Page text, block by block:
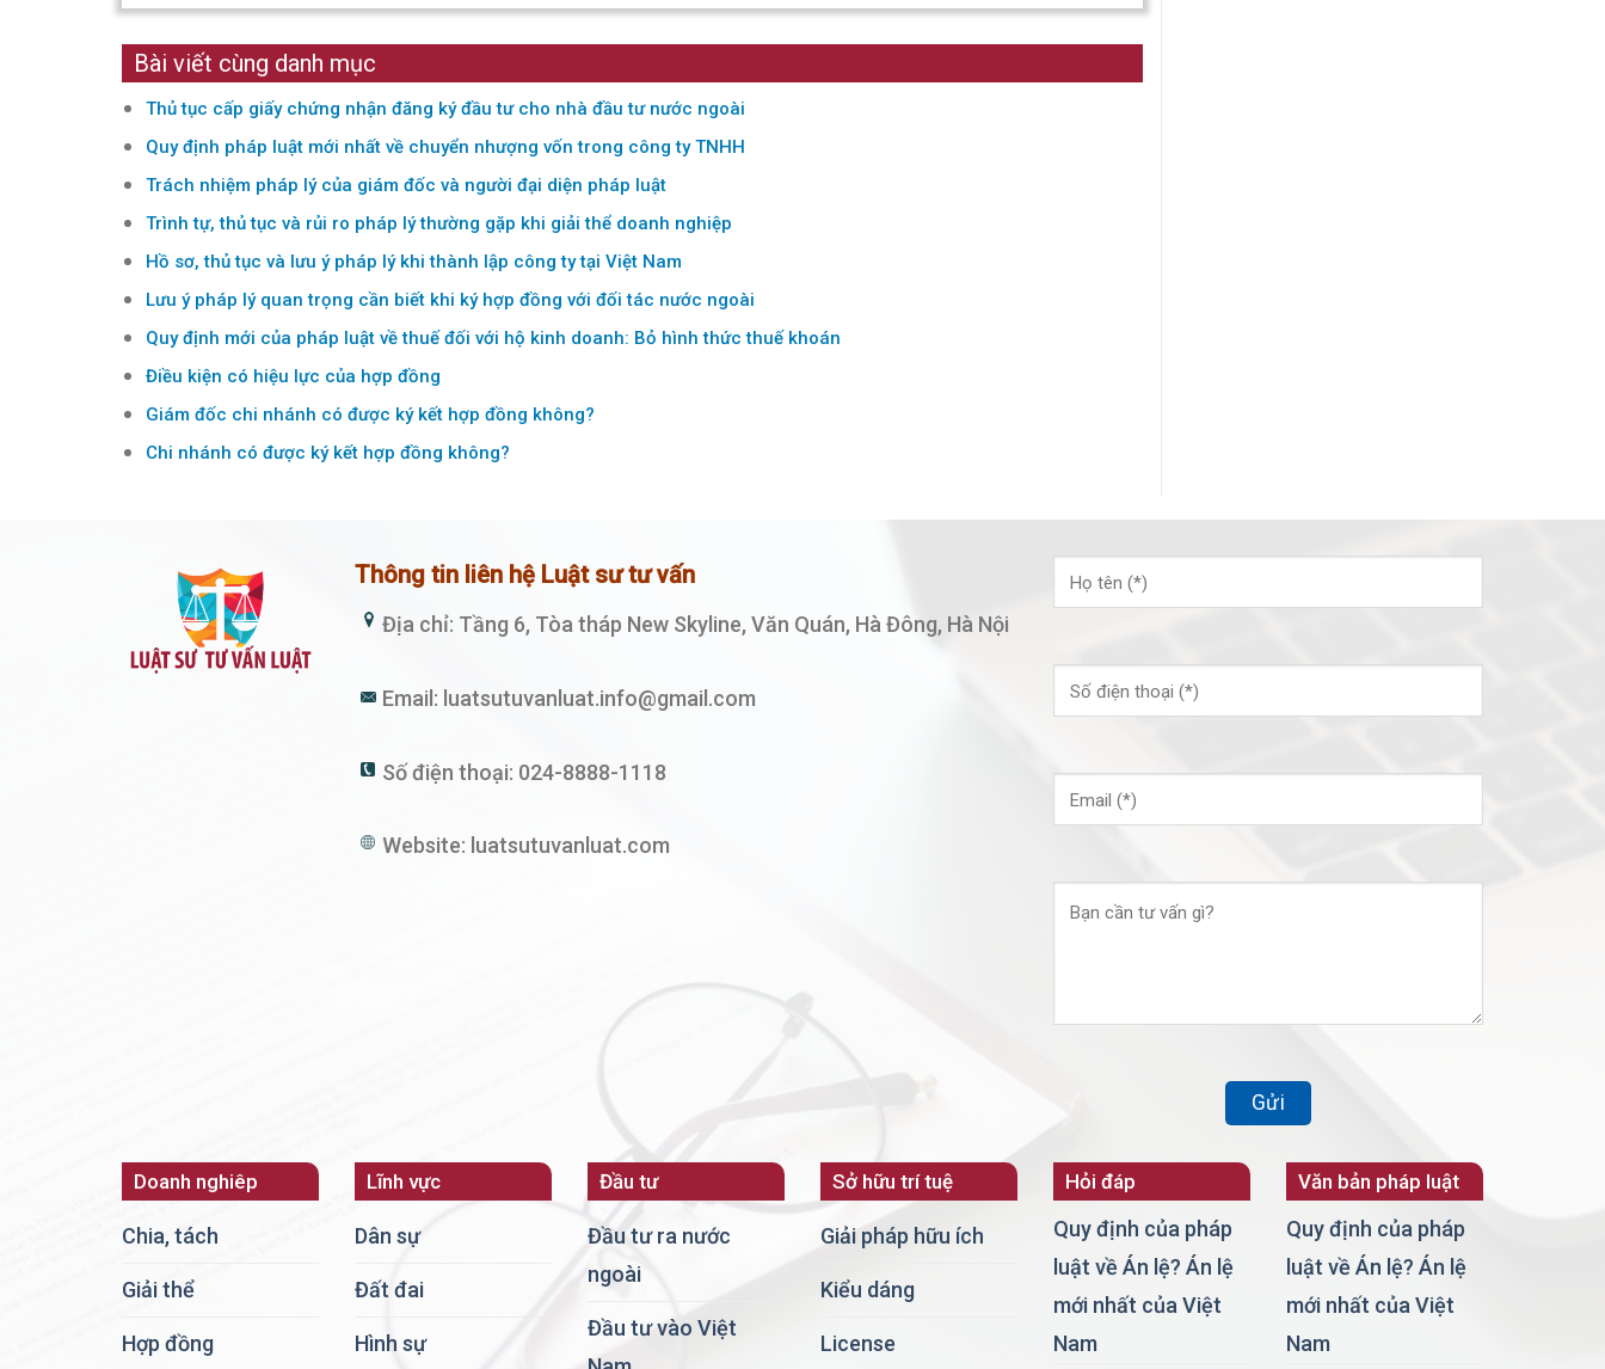
Bài viết cùng danh mục
Thủ tục cấp giấy chứng nhận đăng ký đầu tư cho nhà đầu tư nước ngoài
Quy định pháp luật mới nhất về chuyển nhượng vốn trong công ty TNHH
Trách nhiệm pháp lý của giám đốc và người đại diện pháp luật
Trình tự, thủ tục và rủi ro pháp lý thường gặp khi giải thể doanh nghiệp
Hồ sơ, thủ tục và lưu ý pháp lý khi thành lập công ty tại Việt Nam
Lưu ý pháp lý quan trọng cần biết khi ký hợp đồng với đối tác nước ngoài
Quy định mới của pháp luật về thuế đối với hộ kinh doanh: Bỏ hình thức thuế khoán
Điều kiện có hiệu lực của hợp đồng
Giám đốc chi nhánh có được ký kết hợp đồng không?
Chi nhánh có được ký kết hợp đồng không?
Thông tin liên hệ Luật sư tư vấn
Địa chỉ: Tầng 6, Tòa tháp New Skyline, Văn Quán, Hà Đông, Hà Nội
Email: luatsutuvanluat.info@gmail.com
Số điện thoại: 024-8888-1118
Website: luatsutuvanluat.com
Doanh nghiêp
Chia, tách
Giải thể
Hợp đồng
Lĩnh vực
Dân sự
Đất đai
Hình sự
Đầu tư
Đầu tư ra nước
ngoài
Đầu tư vào Việt
Sở hữu trí tuệ
Giải pháp hữu ích
Kiểu dáng
License
Hỏi đáp
Quy định của pháp
luật về Án lệ? Án lệ
mới nhất của Việt
Nam
Văn bản pháp luật
Quy định của pháp
luật về Án lệ? Án lệ
mới nhất của Việt
Nam